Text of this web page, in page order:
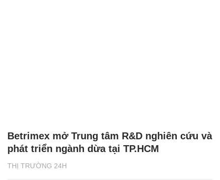
THỊ TRƯỜNG 24H
Betrimex mở Trung tâm R&D nghiên cứu và
phát triển ngành dừa tại TP.HCM